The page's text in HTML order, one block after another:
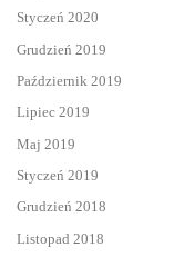
Styczeń 2020
Grudzień 2019
Październik 2019
Lipiec 2019
Maj 2019
Styczeń 2019
Grudzień 2018
Listopad 2018